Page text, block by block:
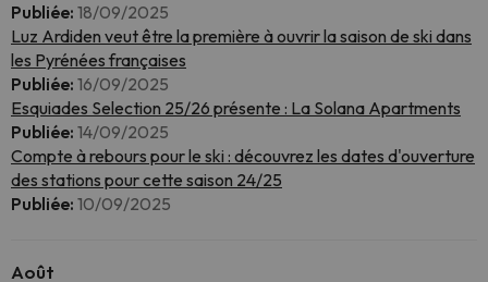
Publiée: 18/09/2025
Luz Ardiden veut être la première à ouvrir la saison de ski dans
les Pyrénées françaises
Publiée: 16/09/2025
Esquiades Selection 25/26 présente : La Solana Apartments
Publiée: 14/09/2025
Compte à rebours pour le ski : découvrez les dates d'ouverture
des stations pour cette saison 24/25
Publiée: 10/09/2025
Août